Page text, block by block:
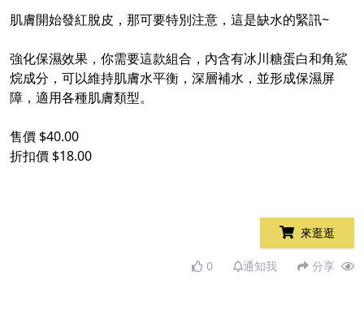
肌膚開始發紅脫皮，那可要特別注意，這是缺水的緊訊~
強化保濕效果，你需要這款組合，內含有冰川糖蛋白和角鯊
烷成分，可以維持肌膚水平衡，深層補水，並形成保濕屏
障，適用各種肌膚類型。
售價 $40.00
折扣價 $18.00
來逛逛
0 通知我 分享